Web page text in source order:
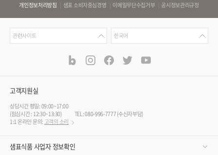
개인정보처리방침
샘표 소비자중심경영 이메일무단수집거부 공시정보관리규정
관
련
관련사이트
언
어
한국어
널
blog instagramfacebook
twitter
고객지원실
상담시간 평일: 09:00~17:00
(점심시간 : 12:30~13:30)
TEL: 080-996-7777 (수신자부담)
1:1 온라인 문의: 고객의 소리
샘표식품 사업자 정보확인